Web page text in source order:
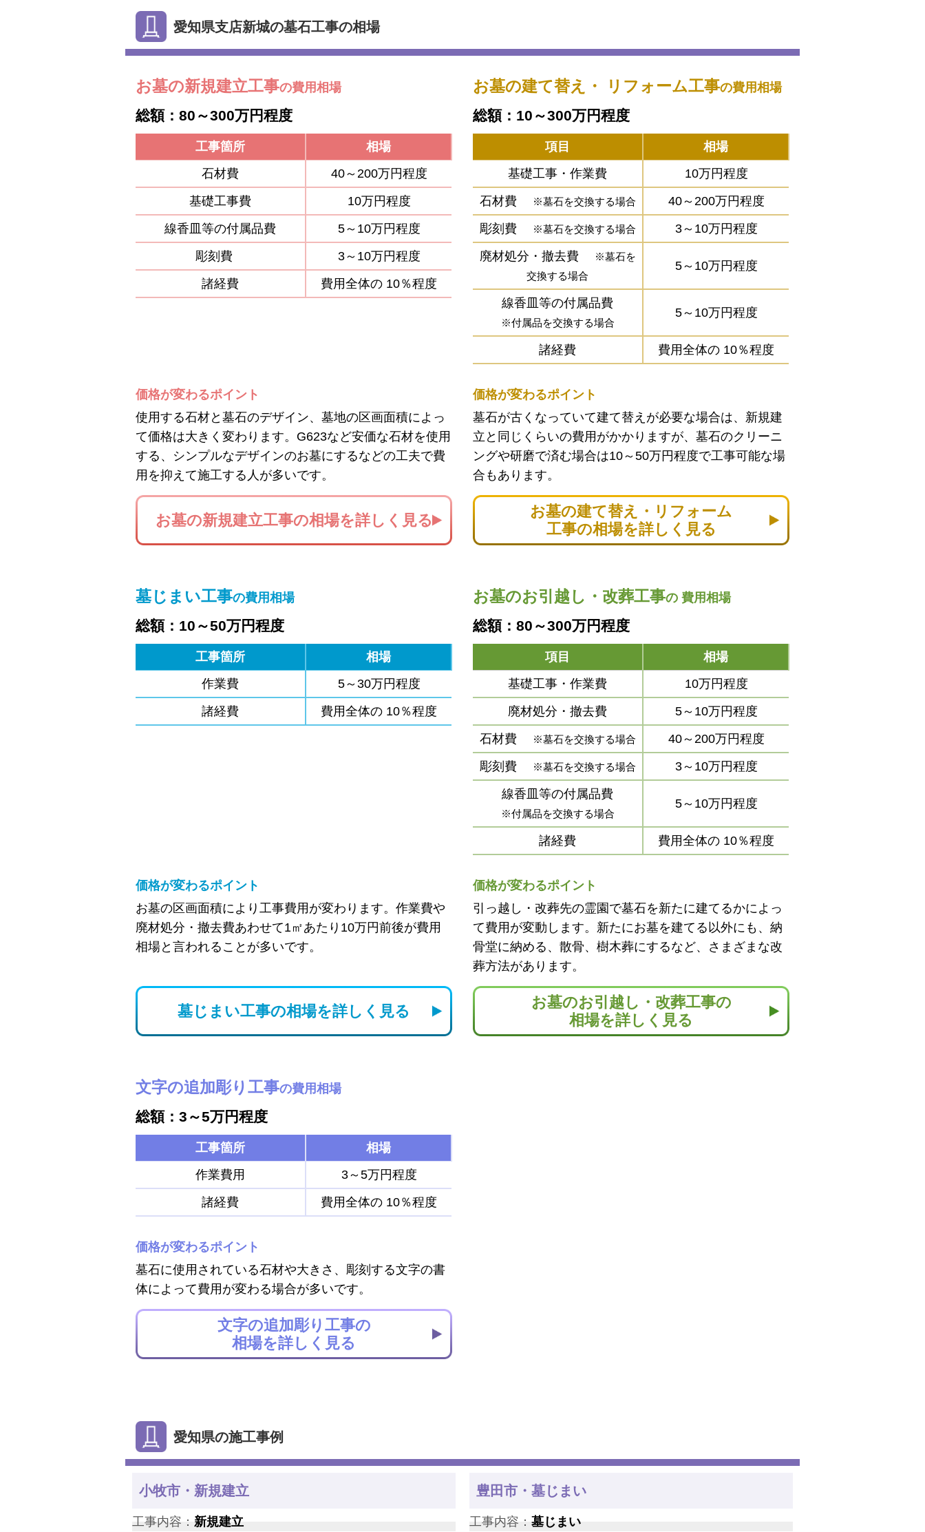
愛知県支店新城の墓石工事の相場
お墓の新規建立工事の費用相場
総額：80～300万円程度
工事箇所
相場
石材費
40～200万円程度
基礎工事費
10万円程度
線香皿等の付属品費
5～10万円程度
彫刻費
3～10万円程度
諸経費
費用全体の 10％程度
価格が変わるポイント
使用する石材と墓石のデザイン、墓地の区画面積によっ
て価格は大きく変わります。G623など安価な石材を使用
する、シンプルなデザインのお墓にするなどの工夫で費
用を抑えて施工する人が多いです。
お墓の新規建立工事の相場を詳しく見る
お墓の建て替え・ リフォーム工事の費用相場
総額：10～300万円程度
項目
相場
基礎工事・作業費
10万円程度
石材費
※墓石を交換する場合
40～200万円程度
彫刻費
※墓石を交換する場合
3～10万円程度
廃材処分・撤去費
※墓石を
交換する場合
5～10万円程度
線香皿等の付属品費
※付属品を交換する場合
5～10万円程度
諸経費 費用全体の 10％程度
価格が変わるポイント
墓石が古くなっていて建て替えが必要な場合は、新規建
立と同じくらいの費用がかかりますが、墓石のクリーニ
ングや研磨で済む場合は10～50万円程度で工事可能な場
合もあります。
お墓の建て替え・リフォーム
工事の相場を詳しく見る
墓じまい工事の費用相場
総額：10～50万円程度
工事箇所
相場
作業費
5～30万円程度
諸経費
費用全体の 10％程度
価格が変わるポイント
お墓の区画面積により工事費用が変わります。作業費や
廃材処分・撤去費あわせて1㎡あたり10万円前後が費用
相場と言われることが多いです。
墓じまい工事の相場を詳しく見る
お墓のお引越し・改葬工事の 費用相場
総額：80～300万円程度
項目
相場
基礎工事・作業費
10万円程度
廃材処分・撤去費
5～10万円程度
石材費
※墓石を交換する場合
40～200万円程度
彫刻費
※墓石を交換する場合
3～10万円程度
線香皿等の付属品費
※付属品を交換する場合
5～10万円程度
諸経費 費用全体の 10％程度
価格が変わるポイント
引っ越し・改葬先の霊園で墓石を新たに建てるかによっ
て費用が変動します。新たにお墓を建てる以外にも、納
骨堂に納める、散骨、樹木葬にするなど、さまざまな改
葬方法があります。
お墓のお引越し・改葬工事の
相場を詳しく見る
文字の追加彫り工事の費用相場
総額：3～5万円程度
工事箇所
相場
作業費用
3～5万円程度
諸経費
費用全体の 10％程度
価格が変わるポイント
墓石に使用されている石材や大きさ、彫刻する文字の書
体によって費用が変わる場合が多いです。
文字の追加彫り工事の
相場を詳しく見る
愛知県の施工事例
小牧市・新規建立
工事内容： 新規建立
豊田市・墓じまい
工事内容： 墓じまい